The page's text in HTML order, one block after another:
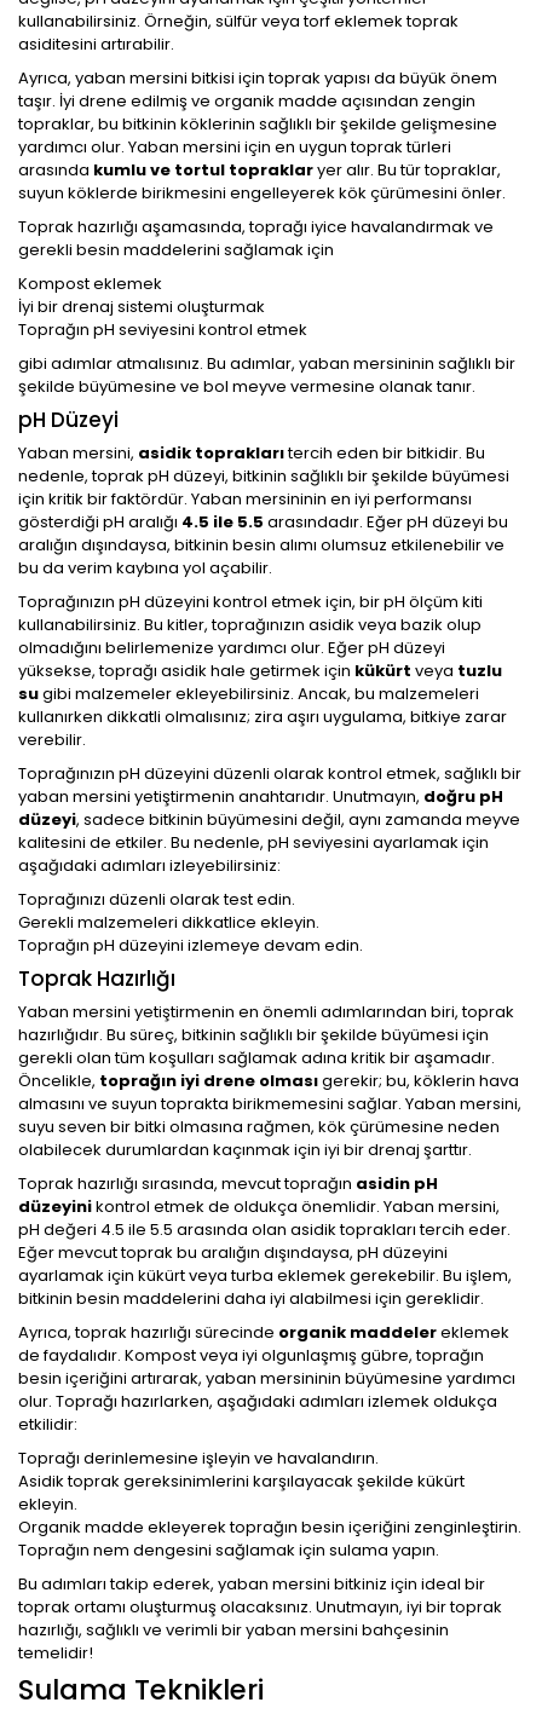
kullanabilirsiniz. Örneğin, sülfür veya torf eklemek toprak
asiditesini artırabilir.
Ayrıca, yaban mersini bitkisi için toprak yapısı da büyük önem
taşır. İyi drene edilmiş ve organik madde açısından zengin
topraklar, bu bitkinin köklerinin sağlıklı bir şekilde gelişmesine
yardımcı olur. Yaban mersini için en uygun toprak türleri
arasında kumlu ve tortul topraklaryer alır. Bu tür topraklar,
suyun köklerde birikmesini engelleyerek kök çürümesini önler.
Toprak hazırlığı aşamasında, toprağı iyice havalandırmak ve
gerekli besin maddelerini sağlamak için
Kompost eklemek
İyi bir drenaj sistemi oluşturmak
Toprağın pH seviyesini kontrol etmek
gibi adımlar atmalısınız. Bu adımlar, yaban mersininin sağlıklı bir
şekilde büyümesine ve bol meyve vermesine olanak tanır.
pH Düzeyi
Yaban mersini, asidik topraklarıtercih eden bir bitkidir. Bu
nedenle, toprak pH düzeyi, bitkinin sağlıklı bir şekilde büyümesi
için kritik bir faktördür. Yaban mersininin en iyi performansı
gösterdiği pH aralığı 4.5 ile 5.5 arasındadır. Eğer pH düzeyi bu
aralığın dışındaysa, bitkinin besin alımı olumsuz etkilenebilir ve
bu da verim kaybına yol açabilir.
Toprağınızın pH düzeyini kontrol etmek için, bir pH ölçüm kiti
kullanabilirsiniz. Bu kitler, toprağınızın asidik veya bazik olup
olmadığını belirlemenize yardımcı olur. Eğer pH düzeyi
yüksekse, toprağı asidik hale getirmek için kükürt veya tuzlu
sugibi malzemeler ekleyebilirsiniz. Ancak, bu malzemeleri
kullanırken dikkatli olmalısınız; zira aşırı uygulama, bitkiye zarar
verebilir.
Toprağınızın pH düzeyini düzenli olarak kontrol etmek, sağlıklı bir
yaban mersini yetiştirmenin anahtarıdır. Unutmayın, doğru pH
düzeyi, sadece bitkinin büyümesini değil, aynı zamanda meyve
kalitesini de etkiler. Bu nedenle, pH seviyesini ayarlamak için
aşağıdaki adımları izleyebilirsiniz:
Toprağınızı düzenli olarak test edin.
Gerekli malzemeleri dikkatlice ekleyin.
Toprağın pH düzeyini izlemeye devam edin.
Toprak Hazırlığı
Yaban mersini yetiştirmenin en önemli adımlarından biri, toprak
hazırlığıdır. Bu süreç, bitkinin sağlıklı bir şekilde büyümesi için
gerekli olan tüm koşulları sağlamak adına kritik bir aşamadır.
Öncelikle, toprağın iyi drene olmasıgerekir; bu, köklerin hava
almasını ve suyun toprakta birikmemesini sağlar. Yaban mersini,
suyu seven bir bitki olmasına rağmen, kök çürümesine neden
olabilecek durumlardan kaçınmak için iyi bir drenaj şarttır.
Toprak hazırlığı sırasında, mevcut toprağın asidin pH
düzeyinikontrol etmek de oldukça önemlidir. Yaban mersini,
pH değeri 4.5 ile 5.5 arasında olan asidik toprakları tercih eder.
Eğer mevcut toprak bu aralığın dışındaysa, pH düzeyini
ayarlamak için kükürt veya turba eklemek gerekebilir. Bu işlem,
bitkinin besin maddelerini daha iyi alabilmesi için gereklidir.
Ayrıca, toprak hazırlığı sürecinde organik maddelereklemek
de faydalıdır. Kompost veya iyi olgunlaşmış gübre, toprağın
besin içeriğini artırarak, yaban mersininin büyümesine yardımcı
olur. Toprağı hazırlarken, aşağıdaki adımları izlemek oldukça
etkilidir:
Toprağı derinlemesine işleyin ve havalandırın.
Asidik toprak gereksinimlerini karşılayacak şekilde kükürt
ekleyin.
Organik madde ekleyerek toprağın besin içeriğini zenginleştirin.
Toprağın nem dengesini sağlamak için sulama yapın.
Bu adımları takip ederek, yaban mersini bitkiniz için ideal bir
toprak ortamı oluşturmuş olacaksınız. Unutmayın, iyi bir toprak
hazırlığı, sağlıklı ve verimli bir yaban mersini bahçesinin
temelidir!
Sulama Teknikleri